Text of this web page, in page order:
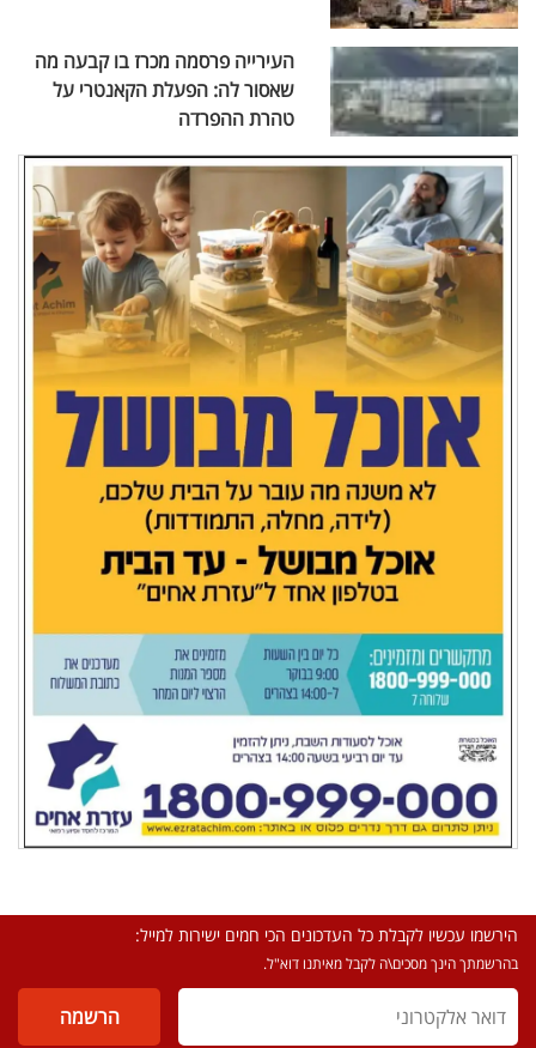
העירייה פרסמה מכרז בו קבעה מה
שאסור לה: הפעלת הקאנטרי על
טהרת ההפרדה
הירשמו עכשיו לקבלת כל העדכונים הכי חמים ישירות למייל:
בהרשמתך הינך מסכים\ה לקבל מאיתנו דוא"ל.